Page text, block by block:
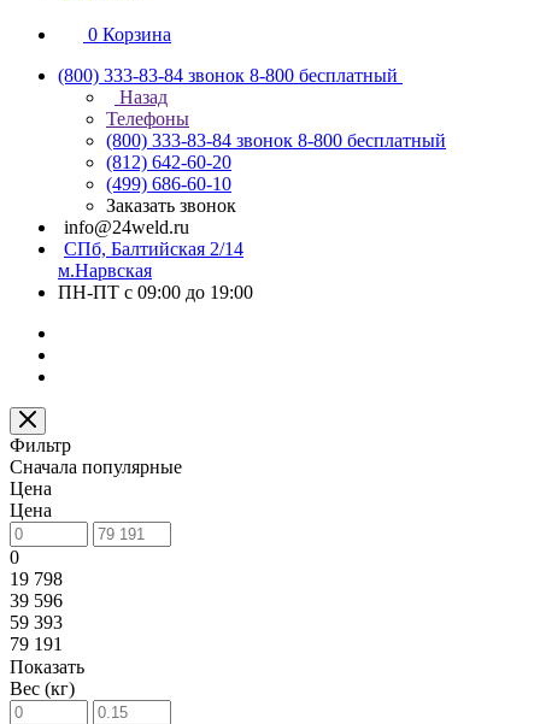
0 Корзина
(800) 333-83-84 звонок 8-800 бесплатный
Назад
Телефоны
(800) 333-83-84 звонок 8-800 бесплатный
(812) 642-60-20
(499) 686-60-10
Заказать звонок
info@24weld.ru
СПб, Балтийская 2/14
м.Нарвская
ПН-ПТ с 09:00 до 19:00
Фильтр
Сначала популярные
Цена
Цена
0
19 798
39 596
59 393
79 191
Показать
Вес (кг)